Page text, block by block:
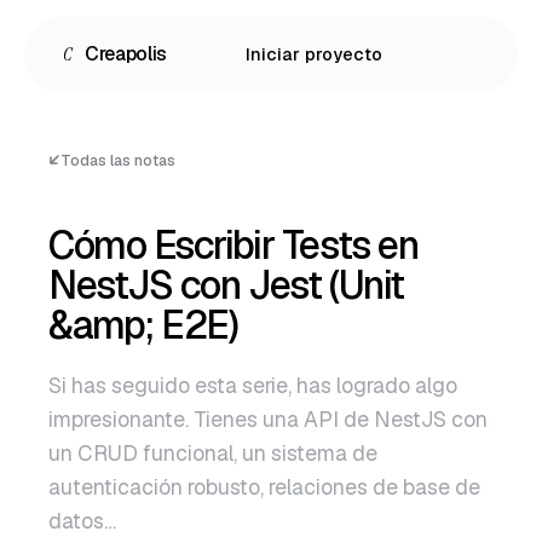
C Creapolis Iniciar proyecto
Español
English
Português
Todas las notas
Cómo Escribir Tests en
NestJS con Jest (Unit
&amp; E2E)
Si has seguido esta serie, has logrado algo
impresionante. Tienes una API de NestJS con
un CRUD funcional, un sistema de
autenticación robusto, relaciones de base de
datos…